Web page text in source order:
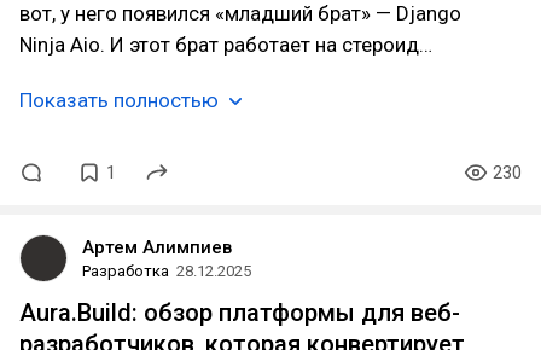
вот, у него появился «младший брат» — Django
Ninja Aio. И этот брат работает на стероид…
Показать полностью
1 230
Артем Алимпиев
Разработка 28.12.2025
Aura.Build: обзор платформы для веб-
разработчиков, которая конвертирует